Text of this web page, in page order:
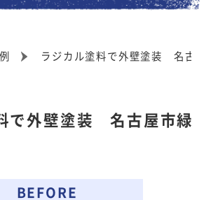
ラジカル塗料で外壁塗装 名古
で外壁塗装 名古屋市緑
BEFORE